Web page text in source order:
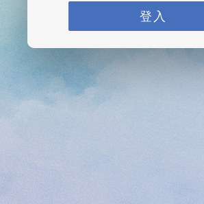
登入